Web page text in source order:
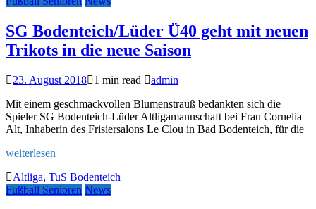
SG Bodenteich/Lüder Ü40 geht mit neuen
Trikots in die neue Saison
23. August 2018 1 min read
admin
Mit einem geschmackvollen Blumenstrauß bedankten sich die
Spieler SG Bodenteich-Lüder Altligamannschaft bei Frau Cornelia
Alt, Inhaberin des Frisiersalons Le Clou in Bad Bodenteich, für die
weiterlesen
Altliga, TuS Bodenteich
Fußball Senioren News